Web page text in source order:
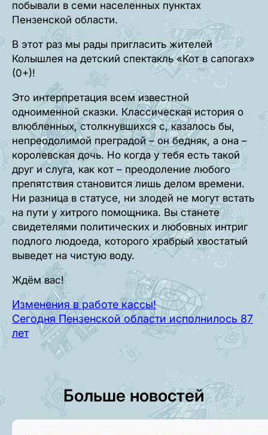
побывали в семи населенных пунктах
Пензенской области.
В этот раз мы рады пригласить жителей
Колышлея на детский спектакль «Кот в сапогах»
(0+)!
Это интерпретация всем известной
одноименной сказки. Классическая история о
влюбленных, столкнувшихся с, казалось бы,
непреодолимой преградой – он бедняк, а она –
королевская дочь. Но когда у тебя есть такой
друг и слуга, как кот – преодоление любого
препятствия становится лишь делом времени.
Ни разница в статусе, ни злодей не могут встать
на пути у хитрого помощника. Вы станете
свидетелями политических и любовных интриг
подлого людоеда, которого храбрый хвостатый
выведет на чистую воду.
Ждём вас!
Изменения в работе кассы!
Сегодня Пензенской области исполнилось 87
лет
Больше новостей